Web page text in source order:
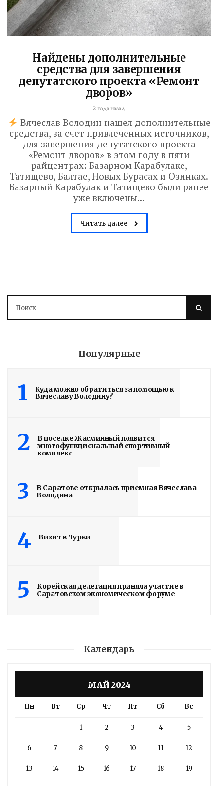
Найдены дополнительные
средства для завершения
депутатского проекта «Ремонт
дворов»
2 года назад
Вячеслав Володин нашел дополнительные
средства, за счет привлеченных источников,
для завершения депутатского проекта
«Ремонт дворов» в этом году в пяти
райцентрах: Базарном Карабулаке,
Татищево, Балтае, Новых Бурасах и Озинках.
Базарный Карабулак и Татищево были ранее
уже включены...
Читать далее
Популярные
1
Куда можно обратиться за помощью к
Вячеславу Володину?
2
В поселке Жасминный появится
многофункциональный спортивный
комплекс
3
В Саратове открылась приемная Вячеслава
Володина
4 Визит в Турки
5
Корейская делегация приняла участие в
Саратовском экономическом форуме
Календарь
МАЙ 2024
Пн Вт Ср Чт Пт Сб Вс
1 2 3 4 5
6 7 8 9 10 11 12
13 14 15 16 17 18 19
Володин: 31 августа
РАБОТЫ БУДУТ
ЗАВЕРШЕНЫ
4 дня назад
Вячеслав Володин посетил высшее
артиллерийское командное училище в
Саратове. В настоящее время на
завершающий этап вышла
реконструкция крытого бассейна и